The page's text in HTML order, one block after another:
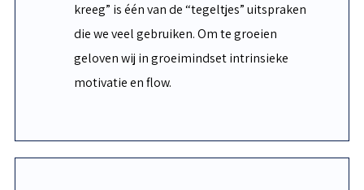
kreeg” is één van de “tegeltjes” uitspraken
die we veel gebruiken. Om te groeien
geloven wij in groeimindset intrinsieke
motivatie en flow.